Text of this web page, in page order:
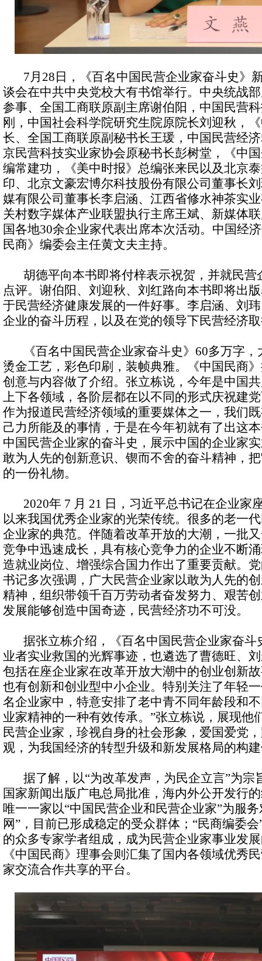
7月28日，《百名中国民营企业家奋斗史》
谈会在中共中央党校大有书馆举行。中央统战
参事、全国工商联原副主席谢伯阳，中国民营
刚，中国社会科学院研究生院原院长刘迎秋，
长、全国工商联原副秘书长王瑗，中国民营经
京民营科技实业家协会原秘书长彭树堂，《中
编常建功，《美中时报》总编张来民以及北京
印、北京文豪宏博尔科技股份有限公司董事长
媒有限公司董事长李启涵、江西省修水神茶实
关村数字媒体产业联盟执行主席王斌、新媒体
国各地30余企业家代表出席本次活动。中国经
民商》编委会主任黄文夫主持。
胡德平向本书即将付梓表示祝贺，并就民营
点评。谢伯阳、刘迎秋、刘红路向本书即将出
于民营经济健康发展的一件好事。李启涵、刘
企业的奋斗历程，以及在党的领导下民营经济
《百名中国民营企业家奋斗史》60多万字，
烫金工艺，彩色印刷，装帧典雅。《中国民商
创意与内容做了介绍。张立栋说，今年是中国
上下各领域，各阶层都在以不同的形式庆祝建
作为报道民营经济领域的重要媒体之一，我们
己力所能及的事情，于是在今年初就有了出这
中国民营企业家的奋斗史，展示中国的企业家
敢为人先的创新意识、锲而不舍的奋斗精神，
的一份礼物。
2020年 7 月 21 日，习近平总书记在企业家
以来我国优秀企业家的光荣传统。很多的老一
企业家的典范。伴随着改革开放的大潮，一批
竞争中迅速成长，具有核心竞争力的企业不断
造就业岗位、增强综合国力作出了重要贡献。
书记多次强调，广大民营企业家以敢为人先的
精神，组织带领千百万劳动者奋发努力、艰苦
发展能够创造中国奇迹，民营经济功不可没。
据张立栋介绍，《百名中国民营企业家奋斗
业者实业救国的光辉事迹，也遴选了曹德旺、
包括在座企业家在改革开放大潮中的创业创新
也有创新和创业型中小企业。特别关注了年轻
名企业家中，特意安排了老中青不同年龄段和
业家精神的一种有效传承。”张立栋说，展现他
民营企业家，珍视自身的社会形象，爱国爱党
观，为我国经济的转型升级和新发展格局的构
据了解，以“为改革发声，为民企立言”为宗
国家新闻出版广电总局批准，海内外公开发行
唯一一家以“中国民营企业和民营企业家”为服
网”，目前已形成稳定的受众群体；“民商编委
的众多专家学者组成，成为民营企业家事业发
《中国民商》理事会则汇集了国内各领域优秀
家交流合作共享的平台。